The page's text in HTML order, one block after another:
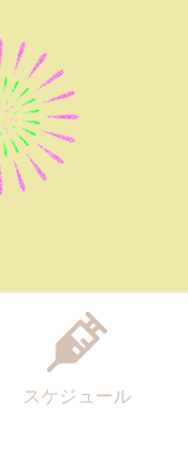
スケジュール